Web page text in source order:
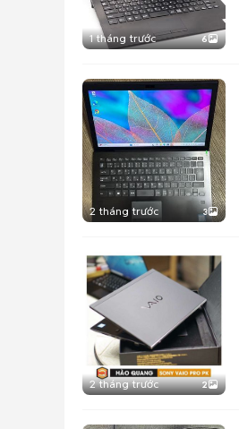
1 tháng trước 6
2 tháng trước 3
2 tháng trước 2